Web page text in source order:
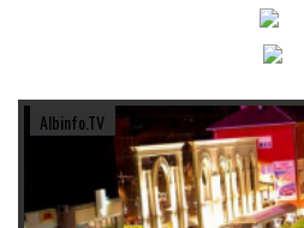
Albinfo.TV